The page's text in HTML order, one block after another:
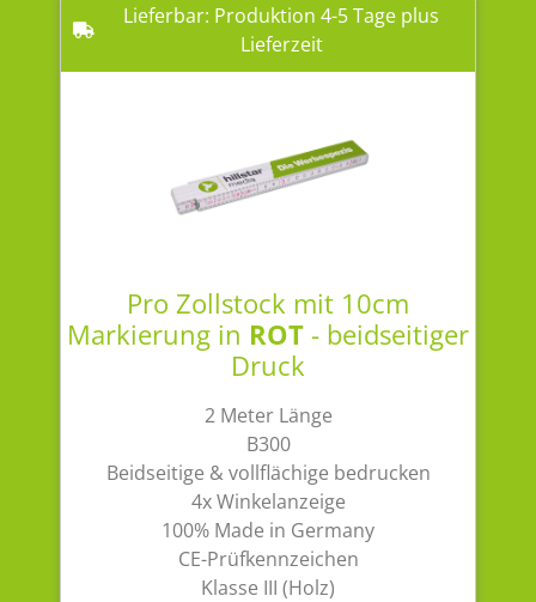
Lieferbar: Produktion 4-5 Tage plus
Lieferzeit
Pro Zollstock mit 10cm
Markierung in ROT- beidseitiger
Druck
2 Meter Länge
B300
Beidseitige & vollflächige bedrucken
4x Winkelanzeige
100% Made in Germany
CE-Prüfkennzeichen
Klasse III (Holz)